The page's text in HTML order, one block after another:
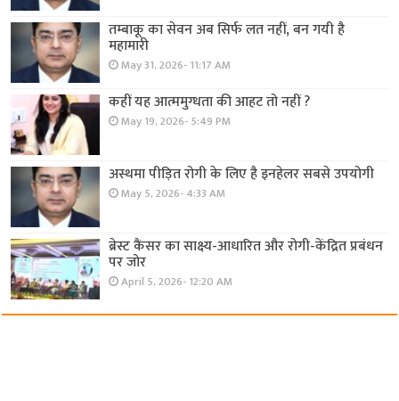
तम्बाकू का सेवन अब सिर्फ लत नहीं, बन गयी है
महामारी
May 31, 2026- 11:17 AM
कहीं यह आत्ममुग्धता की आहट तो नहीं ?
May 19, 2026- 5:49 PM
अस्थमा पीड़ित रोगी के लिए है इनहेलर सबसे उपयोगी
May 5, 2026- 4:33 AM
ब्रेस्ट कैंसर का साक्ष्य-आधारित और रोगी-केंद्रित प्रबंधन
पर जोर
April 5, 2026- 12:20 AM